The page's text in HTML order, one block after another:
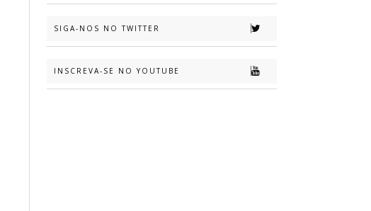
SIGA-NOS NO TWITTER
INSCREVA-SE NO YOUTUBE